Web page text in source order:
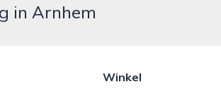
in Arnhem
Winkel